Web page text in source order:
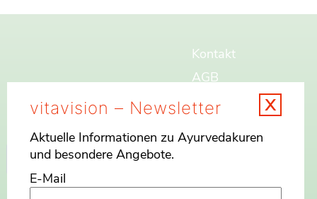
Suchen
Kontakt
AGB
Widerrufsbelehrung
Datenschutz
x
vitavision – Newsletter
Aktuelle Informationen zu Ayurvedakuren
und besondere Angebote.
E-Mail